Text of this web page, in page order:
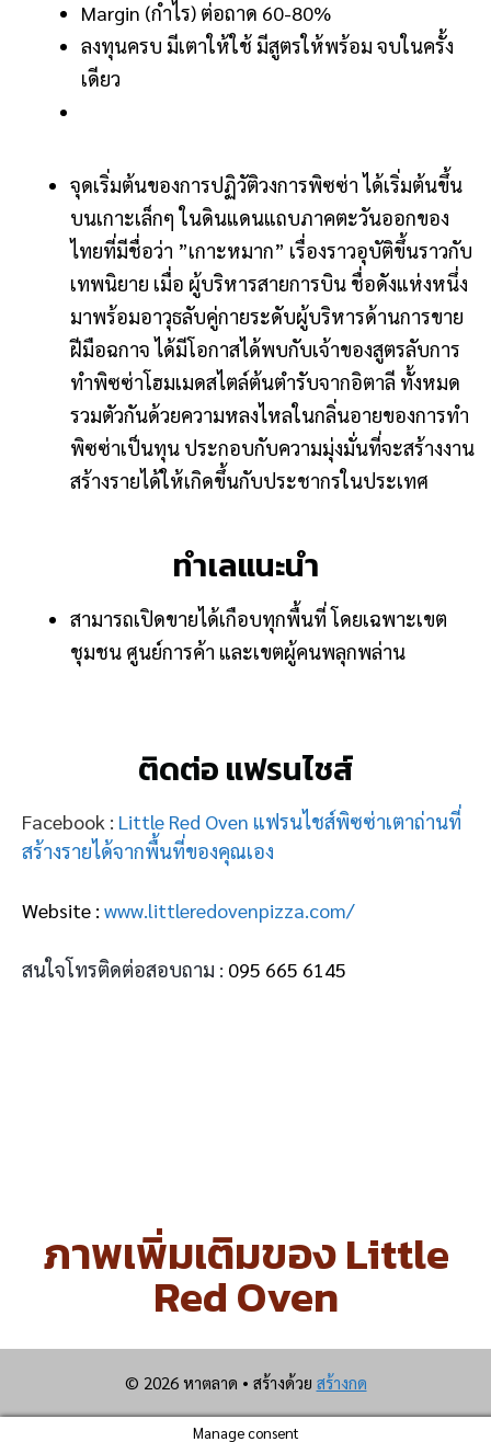
Margin (กำไร) ต่อถาด 60-80%
ลงทุนครบ มีเตาให้ใช้ มีสูตรให้พร้อม จบในครั้ง
เดียว
จุดเริ่มต้นของการปฏิวัติวงการพิซซ่า ได้เริ่มต้นขึ้น
บนเกาะเล็กๆ ในดินแดนแถบภาคตะวันออกของ
ไทยที่มีชื่อว่า ”เกาะหมาก” เรื่องราวอุบัติขึ้นราวกับ
เทพนิยาย เมื่อ ผู้บริหารสายการบิน ชื่อดังแห่งหนึ่ง
มาพร้อมอาวุธลับคู่กายระดับผู้บริหารด้านการขาย
ฝีมือฉกาจ ได้มีโอกาสได้พบกับเจ้าของสูตรลับการ
ทำพิซซ่าโฮมเมดสไตล์ต้นตำรับจากอิตาลี ทั้งหมด
รวมตัวกันด้วยความหลงไหลในกลิ่นอายของการทำ
พิซซ่าเป็นทุน ประกอบกับความมุ่งมั่นที่จะสร้างงาน
สร้างรายได้ให้เกิดขึ้นกับประชากรในประเทศ
ทำเลแนะนำ
สามารถเปิดขายได้เกือบทุกพื้นที่ โดยเฉพาะเขต
ชุมชน ศูนย์การค้า และเขตผู้คนพลุกพล่าน
ติดต่อ แฟรนไชส์
Facebook : Little Red Oven แฟรนไชส์พิซซ่าเตาถ่านที่
สร้างรายได้จากพื้นที่ของคุณเอง
Website : www.littleredovenpizza.com/
สนใจโทรติดต่อสอบถาม : 095 665 6145
ภาพเพิ่มเติมของ Little
Red Oven
© 2026 หาตลาด • สร้างด้วย สร้างกด
Manage consent